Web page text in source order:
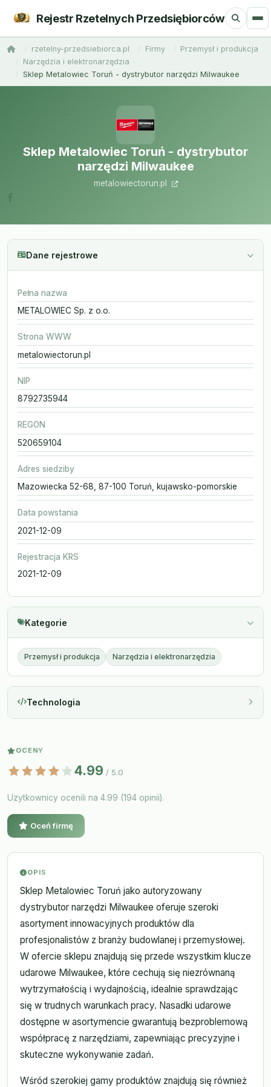
Rejestr Rzetelnych Przedsiębiorców
rzetelny-przedsiebiorca.pl Firmy
Przemysł i produkcja
Narzędzia i elektronarzędzia
Sklep Metalowiec Toruń - dystrybutor narzędzi Milwaukee
Sklep Metalowiec Toruń - dystrybutor
narzędzi Milwaukee
metalowiectorun.pl
Dane rejestrowe
Pełna nazwa
METALOWIEC Sp. z o.o.
Strona WWW
metalowiectorun.pl
NIP
8792735944
REGON
520659104
Adres siedziby
Mazowiecka 52-68, 87-100 Toruń, kujawsko-pomorskie
Data powstania
2021-12-09
Rejestracja KRS
2021-12-09
Kategorie
Przemysł i produkcja Narzędzia i elektronarzędzia
Technologia
OCENY
4.99 / 5.0
Uzytkownicy ocenili na 4.99 (194 opinii).
Oceń firmę
OPIS
Sklep Metalowiec Toruń jako autoryzowany
dystrybutor narzędzi Milwaukee oferuje szeroki
asortyment innowacyjnych produktów dla
profesjonalistów z branży budowlanej i przemysłowej.
W ofercie sklepu znajdują się przede wszystkim klucze
udarowe Milwaukee, które cechują się niezrównaną
wytrzymałością i wydajnością, idealnie sprawdzając
się w trudnych warunkach pracy. Nasadki udarowe
dostępne w asortymencie gwarantują bezproblemową
współpracę z narzędziami, zapewniając precyzyjne i
skuteczne wykonywanie zadań.
Wśród szerokiej gamy produktów znajdują się również